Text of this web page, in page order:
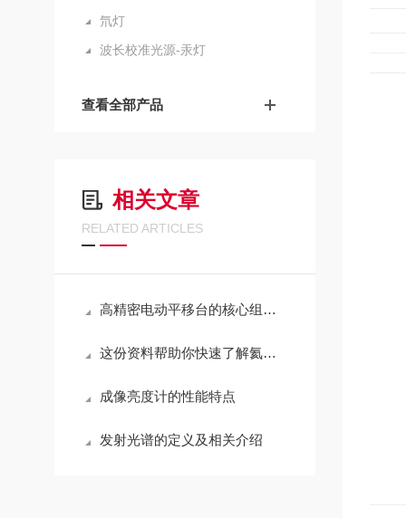
氘灯
波长校准光源-汞灯
查看全部产品
相关文章
RELATED ARTICLES
高精密电动平移台的核心组成结构介绍
这份资料帮助你快速了解氦氖激光器的三种主要结构
成像亮度计的性能特点
发射光谱的定义及相关介绍